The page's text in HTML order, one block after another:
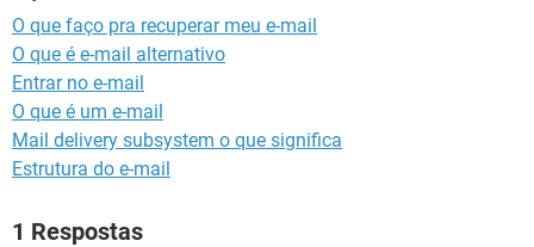
GUIA DE COMPRAS
O que faço pra recuperar meu e-mail
O que é e-mail alternativo
Entrar no e-mail
O que é um e-mail
Mail delivery subsystem o que significa
Estrutura do e-mail
1 Respostas